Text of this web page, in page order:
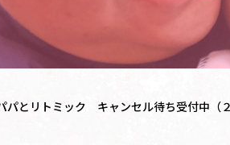
とリトミック キャンセル待ち受付中（２